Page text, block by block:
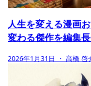
人生を変える漫画
変わる傑作を編集
2026年1月31日 ・ 高橋 啓